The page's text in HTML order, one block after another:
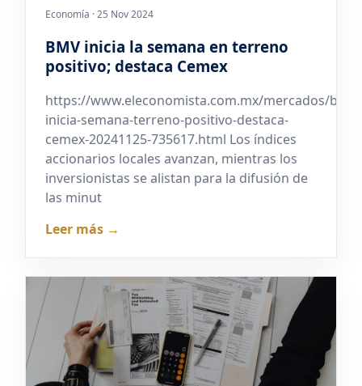
Economía · 25 Nov 2024
BMV inicia la semana en terreno
positivo; destaca Cemex
https://www.eleconomista.com.mx/mercados/bmv-
inicia-semana-terreno-positivo-destaca-
cemex-20241125-735617.html Los índices
accionarios locales avanzan, mientras los
inversionistas se alistan para la difusión de
las minut
Leer más →